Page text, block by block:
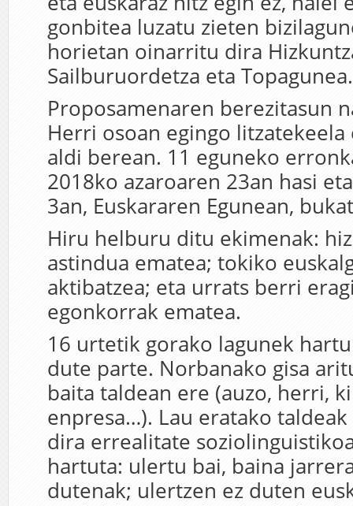
gonbitea luzatu zieten
horietan oinarritu dira
Sailburuordetza eta Topagunea.
Proposamenaren berezitasun
Herri osoan egingo litzatekeela
aldi berean. 11 eguneko
2018ko azaroaren 23an hasi
3an, Euskararen Egunean,
Hiru helburu ditu ekimenak:
astindua ematea; tokiko
aktibatzea; eta urrats berri
egonkorrak ematea.
16 urtetik gorako lagunek
dute parte. Norbanako gisa
baita taldean ere (auzo, herri,
enpresa…). Lau eratako
dira errealitate
hartuta: ulertu bai, baina
dutenak; ulertzen ez duten